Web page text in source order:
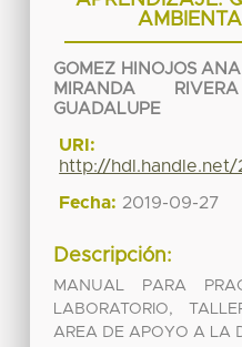
GOMEZ HINOJOS
MIRANDA
GUADALUPE
URI:
http://hdl.handle.net/
Fecha: 2019-09-27
Descripción:
MANUAL PARA
LABORATORIO,
AREA DE APOYO A LA